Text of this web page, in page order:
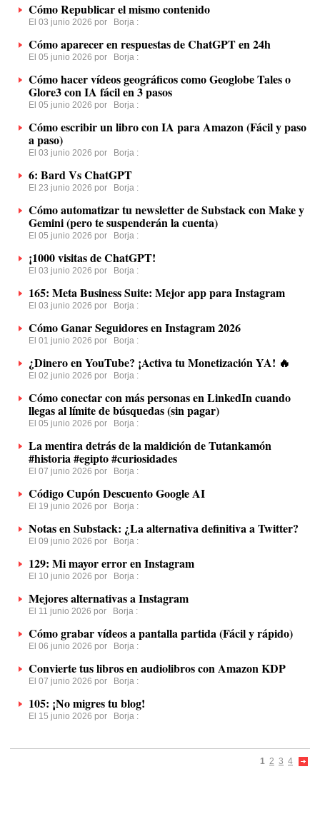
Cómo Republicar el mismo contenido
El 03 junio 2026 por Borja :
Cómo aparecer en respuestas de ChatGPT en 24h
El 05 junio 2026 por Borja :
Cómo hacer vídeos geográficos como Geoglobe Tales o
Glore3 con IA fácil en 3 pasos
El 05 junio 2026 por Borja :
Cómo escribir un libro con IA para Amazon (Fácil y paso
a paso)
El 03 junio 2026 por Borja :
6: Bard Vs ChatGPT
El 23 junio 2026 por Borja :
Cómo automatizar tu newsletter de Substack con Make y
Gemini (pero te suspenderán la cuenta)
El 05 junio 2026 por Borja :
¡1000 visitas de ChatGPT!
El 03 junio 2026 por Borja :
165: Meta Business Suite: Mejor app para Instagram
El 03 junio 2026 por Borja :
Cómo Ganar Seguidores en Instagram 2026
El 01 junio 2026 por Borja :
¿Dinero en YouTube? ¡Activa tu Monetización YA! 🔥
El 02 junio 2026 por Borja :
Cómo conectar con más personas en LinkedIn cuando
llegas al límite de búsquedas (sin pagar)
El 05 junio 2026 por Borja :
La mentira detrás de la maldición de Tutankamón
#historia #egipto #curiosidades
El 07 junio 2026 por Borja :
Código Cupón Descuento Google AI
El 19 junio 2026 por Borja :
Notas en Substack: ¿La alternativa definitiva a Twitter?
El 09 junio 2026 por Borja :
129: Mi mayor error en Instagram
El 10 junio 2026 por Borja :
Mejores alternativas a Instagram
El 11 junio 2026 por Borja :
Cómo grabar vídeos a pantalla partida (Fácil y rápido)
El 06 junio 2026 por Borja :
Convierte tus libros en audiolibros con Amazon KDP
El 07 junio 2026 por Borja :
105: ¡No migres tu blog!
El 15 junio 2026 por Borja :
1 2 3 4